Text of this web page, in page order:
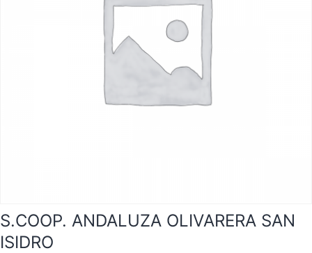
S.COOP. ANDALUZA OLIVARERA SAN
ISIDRO